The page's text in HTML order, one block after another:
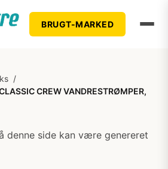
BRUGT-MARKED
/
CREW VANDRESTRØMPER,
denne side kan være genereret